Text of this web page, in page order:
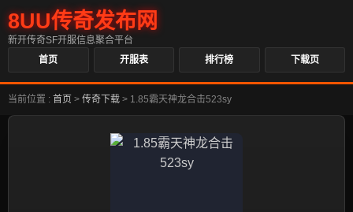
8UU传奇发布网
新开传奇SF开服信息聚合平台
首页
开服表 排行榜 下载页
当前位置 : 首页 > 传奇下载 > 1.85霸天神龙合击523sy